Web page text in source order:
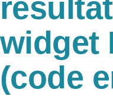
widget
(code